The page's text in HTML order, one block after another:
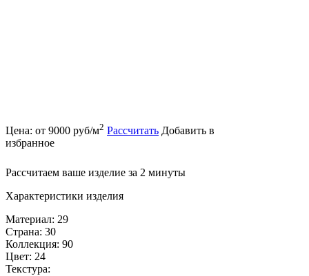
Цена: от 9000 руб/м2 Рассчитать Добавить в
избранное
Рассчитаем ваше изделие за 2 минуты
Характеристики изделия
Материал: 29
Страна: 30
Коллекция: 90
Цвет: 24
Текстура: